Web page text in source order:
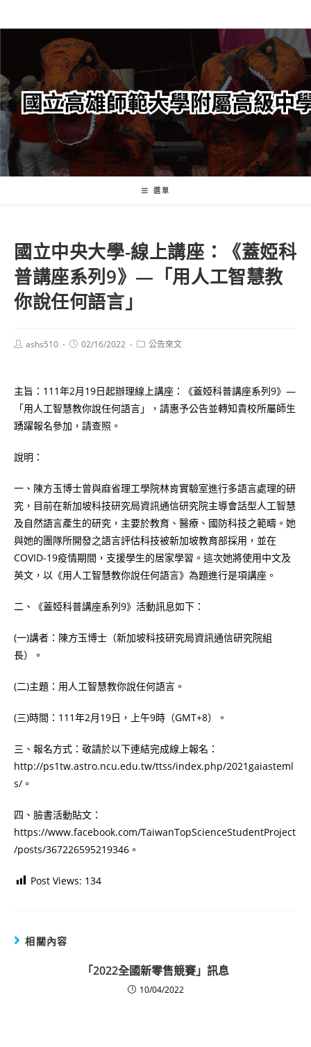
轉
要
內
容
選單
國立中央大學-線上講座：《蓋婭科
普講座系列9》—「用人工智慧教
你說任何語言」
Postashs510
Post02/16/2022
Post公告來文
主旨：111年2月19日起辦理線上講座：《蓋婭科普講座系列9》—
「用人工智慧教你說任何語言」，請惠予公告並轉知貴校所屬師生
踴躍報名參加，請查照。
說明：
一、陳方玉博士曾與麻省理工學院林肯實驗室進行多語言處理的研
究，目前在新加坡科技研究局資訊通信研究院主導會話型人工智慧
及自然語言產生的研究，主要於教育、醫療、國防科技之範疇。她
與她的團隊所開發之語言評估科技被新加坡教育部採用，並在
COVID-19疫情期間，支援學生的居家學習。這次她將使用中文及
英文，以《用人工智慧教你說任何語言》為題進行是項講座。
二、《蓋婭科普講座系列9》活動訊息如下：
(一)講者：陳方玉博士（新加坡科技研究局資訊通信研究院組
長）。
(二)主題：用人工智慧教你說任何語言。
(三)時間：111年2月19日，上午9時（GMT+8）。
三、報名方式：敬請於以下連結完成線上報名：
http://ps1tw.astro.ncu.edu.tw/ttss/index.php/2021gaiasteml
s/。
四、臉書活動貼文：
https://www.facebook.com/TaiwanTopScienceStudentProject
/posts/367226595219346。
Post Views: 134
相關內容
「2022全國新零售競賽」訊息
10/04/2022